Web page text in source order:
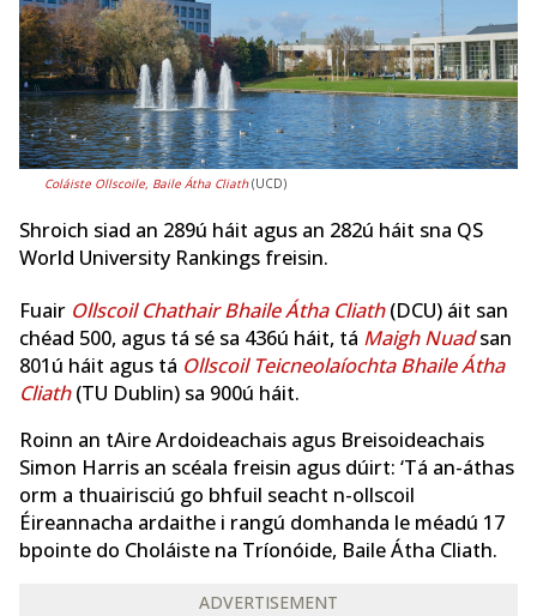
Coláiste Ollscoile, Baile Átha Cliath(UCD)
Shroich siad an 289ú háit agus an 282ú háit sna QS
World University Rankings freisin.
Fuair Ollscoil Chathair Bhaile Átha Cliath(DCU) áit san
chéad 500, agus tá sé sa 436ú háit, tá Maigh Nuadsan
801ú háit agus tá Ollscoil Teicneolaíochta Bhaile Átha
Cliath(TU Dublin) sa 900ú háit.
Roinn an tAire Ardoideachais agus Breisoideachais
Simon Harris an scéala freisin agus dúirt: ‘Tá an-áthas
orm a thuairisciú go bhfuil seacht n-ollscoil
Éireannacha ardaithe i rangú domhanda le méadú 17
bpointe do Choláiste na Tríonóide, Baile Átha Cliath.
ADVERTISEMENT